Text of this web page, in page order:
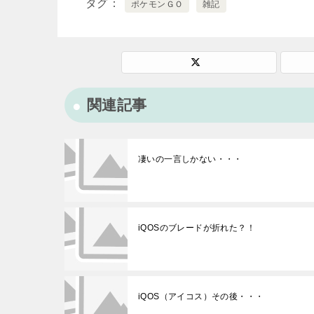
タグ ポケモンＧＯ 雑記
関連記事
凄いの一言しかない・・・
iQOSのブレードが折れた？！
iQOS（アイコス）その後・・・